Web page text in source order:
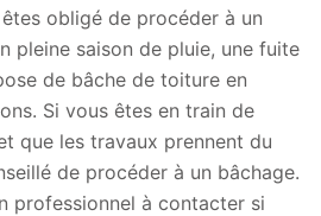
obligé de procéder à un
pleine saison de pluie, une fuite
de bâche de toiture en
Si vous êtes en train de
que les travaux prennent du
de procéder à un bâchage.
professionnel à contacter si